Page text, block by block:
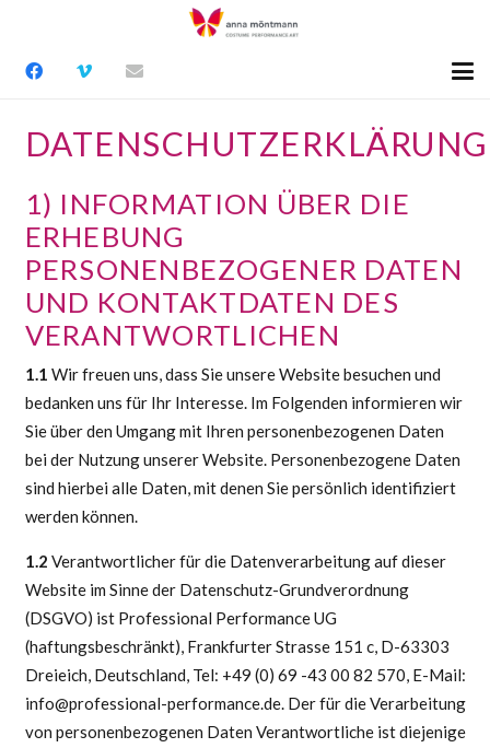
DATENSCHUTZERKLÄRUNG
1) INFORMATION ÜBER DIE
ERHEBUNG
PERSONENBEZOGENER DATEN
UND KONTAKTDATEN DES
VERANTWORTLICHEN
1.1 Wir freuen uns, dass Sie unsere Website besuchen und
bedanken uns für Ihr Interesse. Im Folgenden informieren wir
Sie über den Umgang mit Ihren personenbezogenen Daten
bei der Nutzung unserer Website. Personenbezogene Daten
sind hierbei alle Daten, mit denen Sie persönlich identifiziert
werden können.
1.2 Verantwortlicher für die Datenverarbeitung auf dieser
Website im Sinne der Datenschutz-Grundverordnung
(DSGVO) ist Professional Performance UG
(haftungsbeschränkt), Frankfurter Strasse 151 c, D-63303
Dreieich, Deutschland, Tel: +49 (0) 69 -43 00 82 570, E-Mail:
info@professional-performance.de. Der für die Verarbeitung
von personenbezogenen Daten Verantwortliche ist diejenige